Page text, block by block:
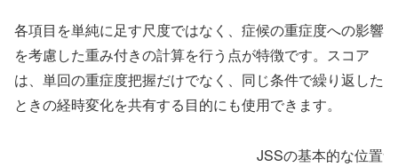
各項目を単純に足す尺度ではなく、症候の重症度への影響
を考慮した重み付きの計算を行う点が特徴です。スコア
は、単回の重症度把握だけでなく、同じ条件で繰り返した
ときの経時変化を共有する目的にも使用できます。
JSSの基本的な位置